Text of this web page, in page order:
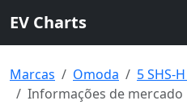
EV Charts
Marcas Omoda
5 SHS-
Informações de mercado